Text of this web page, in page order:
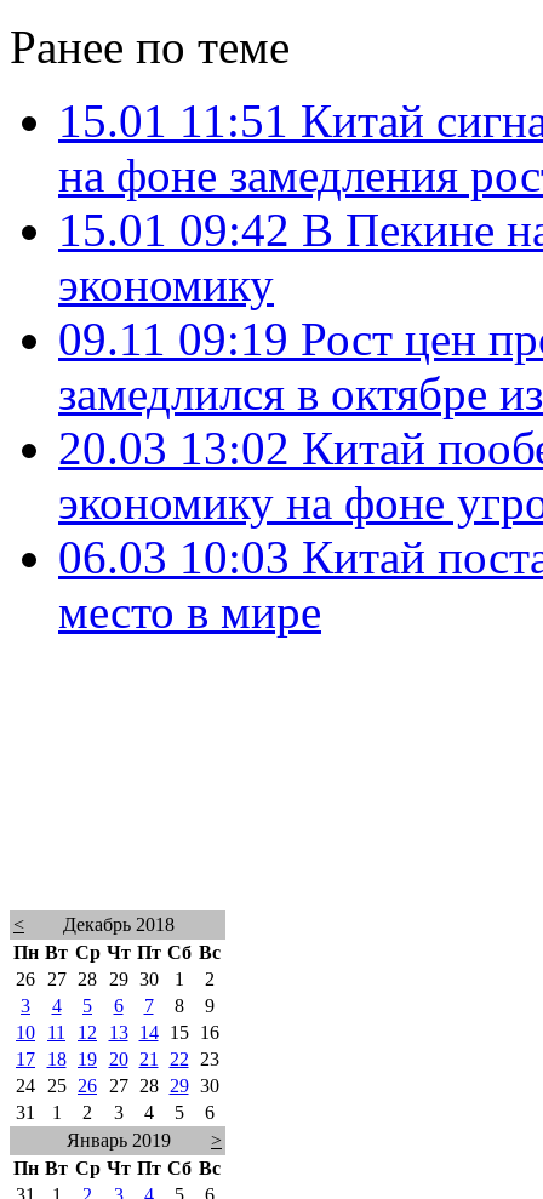
Ранее по теме
15.01 11:51 Китай
на фоне замедления
15.01 09:42 В Пекине
экономику
09.11 09:19 Рост цен
замедлился в октябре
20.03 13:02 Китай
экономику на фоне
06.03 10:03 Китай
место в мире
<
Декабрь 2018
Пн Вт Ср Чт Пт Сб Вс
26
27 28 29 30 1
2
3
4 5 6 7 8
9
10
11 12 13 14 15
16
17
18 19 20 21 22
23
24
25 26 27 28 29 30
31
1 2 3 4 5
6
Январь 2019
>
Пн Вт Ср Чт Пт Сб Вс
31
1 2 3 4 5 6